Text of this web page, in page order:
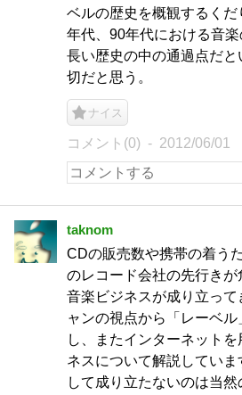
ベルの歴史を概観するく
年代、90年代における音
長い歴史の中の通過点だ
切だと思う。
ナイス
コメント(0) 2012/06/01
taknom
CDの販売数や携帯の着う
のレコード会社の先行きが
音楽ビジネスが成り立っ
ャンの視点から「レーベ
し、またインターネット
ネスについて解説してい
して成り立たないのは当然